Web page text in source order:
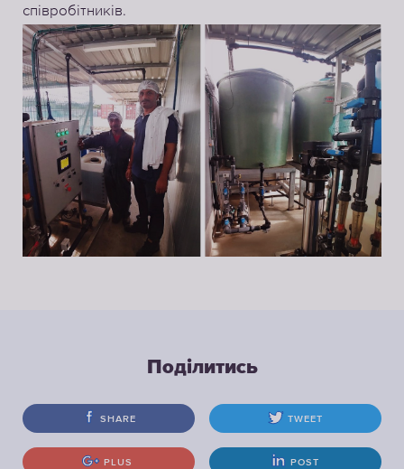
співробітників.
Поділитись
SHARE TWEET
PLUS POST